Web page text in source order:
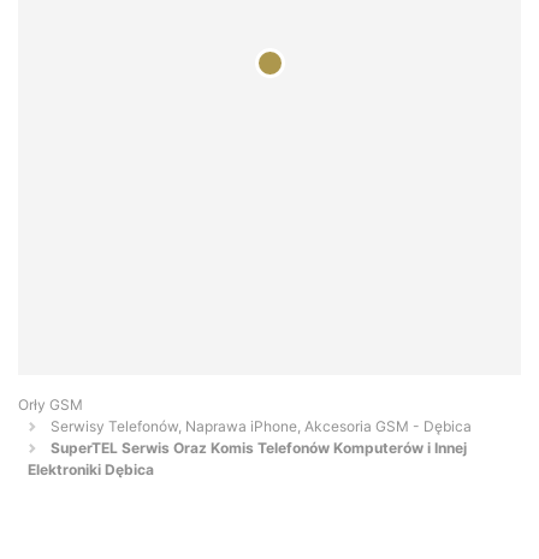
Orły GSM
Serwisy Telefonów, Naprawa iPhone, Akcesoria GSM - Dębica
SuperTEL Serwis Oraz Komis Telefonów Komputerów i Innej
Elektroniki Dębica